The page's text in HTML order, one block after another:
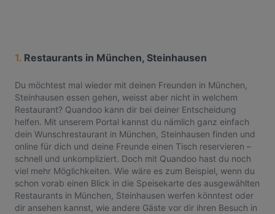
1. Restaurants in München, Steinhausen
Du möchtest mal wieder mit deinen Freunden in München,
Steinhausen essen gehen, weisst aber nicht in welchem
Restaurant? Quandoo kann dir bei deiner Entscheidung
helfen. Mit unserem Portal kannst du nämlich ganz einfach
dein Wunschrestaurant in München, Steinhausen finden und
online für dich und deine Freunde einen Tisch reservieren –
schnell und unkompliziert. Doch mit Quandoo hast du noch
viel mehr Möglichkeiten. Wie wäre es zum Beispiel, wenn du
schon vorab einen Blick in die Speisekarte des ausgewählten
Restaurants in München, Steinhausen werfen könntest oder
dir ansehen kannst, wie andere Gäste vor dir ihren Besuch in